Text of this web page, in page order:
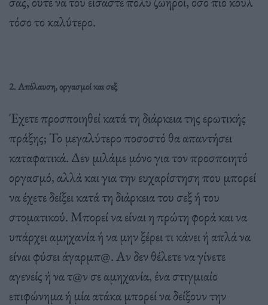
τόσο το καλύτερο.
2. Απόλαυση, οργασμοί και σεξ
Έχετε προσποιηθεί κατά τη διάρκεια της ερωτικής
πράξης; Το μεγαλύτερο ποσοστό θα απαντήσει
καταφατικά. Δεν μιλάμε μόνο για τον προσποιητό
οργασμό, αλλά και για την ευχαρίστηση που μπορεί
να έχετε δείξει κατά τη διάρκεια του σεξ ή του
στοματικού. Μπορεί να είναι η πρώτη φορά και να
υπάρχει αμηχανία ή να μην ξέρει τι κάνει ή απλά να
είναι φύσει άγαρμπ@. Αν δεν θέλετε να γίνετε
αγενείς ή να τ@ν σε αμηχανία, ένα στιγμιαίο
επιφώνημα ή μία ατάκα μπορεί να δείξουν την